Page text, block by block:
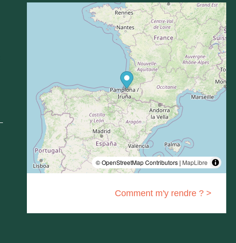
© OpenStreetMap Contributors | MapLibre
Comment m'y rendre ? >